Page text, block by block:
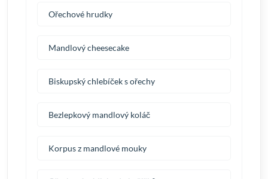
Ořechové hrudky
Mandlový cheesecake
Biskupský chlebíček s ořechy
Bezlepkový mandlový koláč
Korpus z mandlové mouky